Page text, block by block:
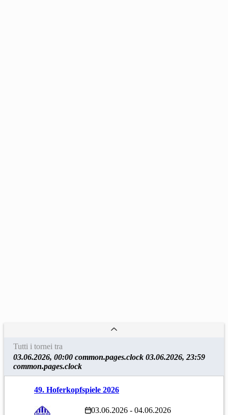
Tutti i tornei tra
03.06.2026, 00:00 common.pages.clock 03.06.2026, 23:59
common.pages.clock
49. Hoferkopfspiele 2026
03.06.2026 - 04.06.2026